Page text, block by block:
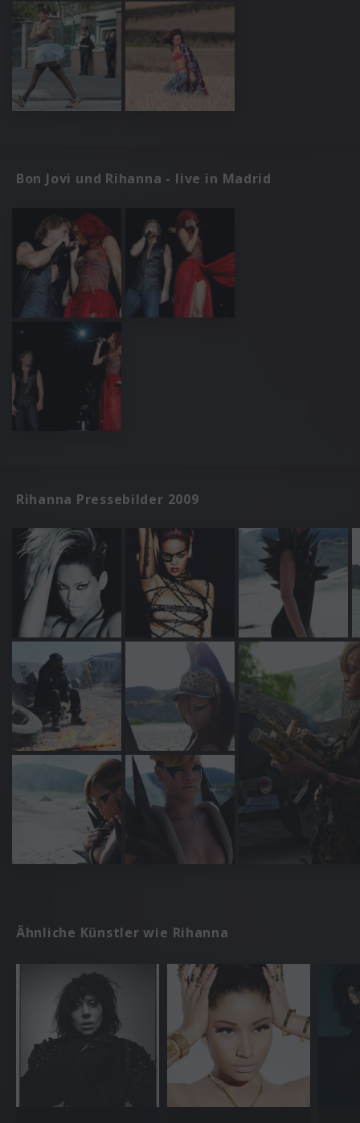
Bon Jovi und Rihanna - live in Madrid
Rihanna Pressebilder 2009
Ähnliche Künstler wie Rihanna